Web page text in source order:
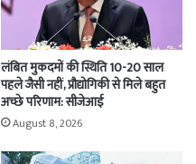
लंबित मुकदमों की स्थिति 10-20 साल
पहले जैसी नहीं, प्रौद्योगिकी से मिले बहुत
अच्छे परिणाम: सीजेआई
August 8, 2026